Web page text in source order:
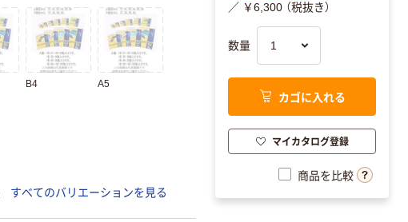
B4 A5
すべてのバリエーションを見る
／ ￥6,300 （税抜き）
数量
カゴに入れる
マイカタログ登録
商品を比較